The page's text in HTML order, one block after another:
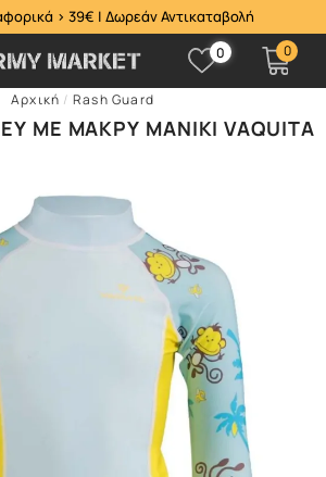
> 39€ | Δωρεάν Αντικαταβολή
0 0
Αρχική / Rash Guard
ΜΕ ΜΑΚΡΥ ΜΑΝΙΚΙ VAQUITA